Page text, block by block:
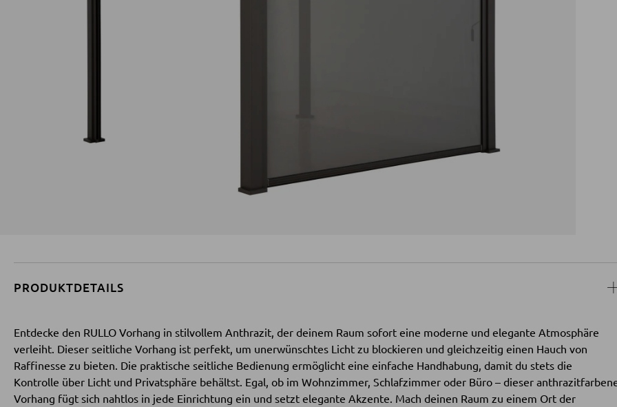
PRODUKTDETAILS
Entdecke den RULLO Vorhang in stilvollem Anthrazit, der deinem Raum sofort eine moderne und elegante Atmosphäre
verleiht. Dieser seitliche Vorhang ist perfekt, um unerwünschtes Licht zu blockieren und gleichzeitig einen Hauch von
Raffinesse zu bieten. Die praktische seitliche Bedienung ermöglicht eine einfache Handhabung, damit du stets die
Kontrolle über Licht und Privatsphäre behältst. Egal, ob im Wohnzimmer, Schlafzimmer oder Büro – dieser
Vorhang fügt sich nahtlos in jede Einrichtung ein und setzt elegante Akzente. Mach deinen Raum zu einem Ort der